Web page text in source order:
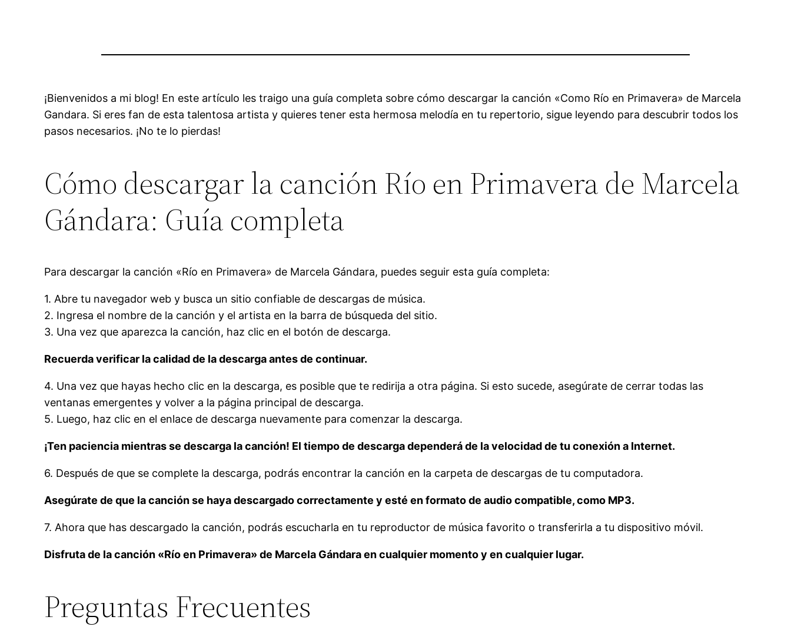
¡Bienvenidos a mi blog! En este artículo les traigo una guía completa sobre cómo descargar la canción «Como Río en Primavera» de Marcela
Gandara. Si eres fan de esta talentosa artista y quieres tener esta hermosa melodía en tu repertorio, sigue leyendo para descubrir todos los
pasos necesarios. ¡No te lo pierdas!
Cómo descargar la canción Río en Primavera de Marcela
Gándara: Guía completa
Para descargar la canción «Río en Primavera» de Marcela Gándara, puedes seguir esta guía completa:
1. Abre tu navegador web y busca un sitio confiable de descargas de música.
2. Ingresa el nombre de la canción y el artista en la barra de búsqueda del sitio.
3. Una vez que aparezca la canción, haz clic en el botón de descarga.
Recuerda verificar la calidad de la descarga antes de continuar.
4. Una vez que hayas hecho clic en la descarga, es posible que te redirija a otra página. Si esto sucede, asegúrate de cerrar todas las
ventanas emergentes y volver a la página principal de descarga.
5. Luego, haz clic en el enlace de descarga nuevamente para comenzar la descarga.
¡Ten paciencia mientras se descarga la canción! El tiempo de descarga dependerá de la velocidad de tu conexión a Internet.
6. Después de que se complete la descarga, podrás encontrar la canción en la carpeta de descargas de tu computadora.
Asegúrate de que la canción se haya descargado correctamente y esté en formato de audio compatible, como MP3.
7. Ahora que has descargado la canción, podrás escucharla en tu reproductor de música favorito o transferirla a tu dispositivo móvil.
Disfruta de la canción «Río en Primavera» de Marcela Gándara en cualquier momento y en cualquier lugar.
Preguntas Frecuentes